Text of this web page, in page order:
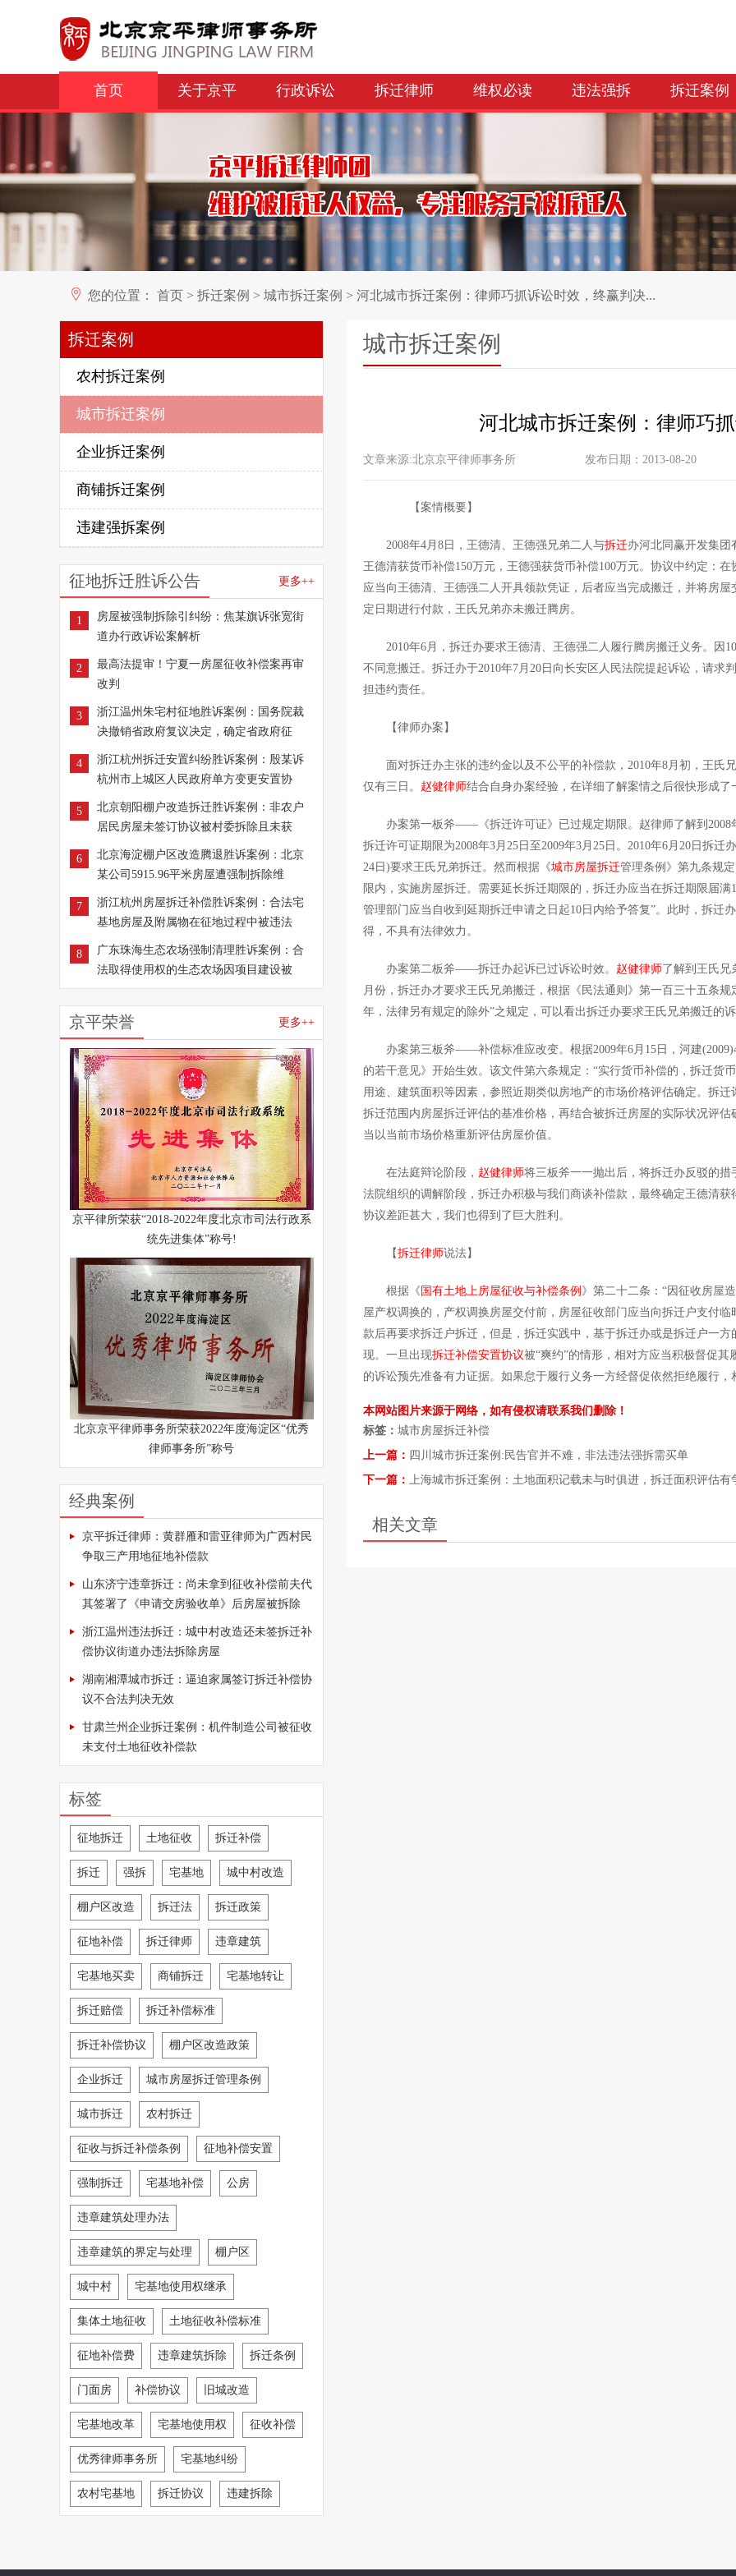
首页 关于京平 行政诉讼 拆迁律师 维权必读 违法强拆 拆迁案例
您的位置： 首页 > 拆迁案例 > 城市拆迁案例 > 河北城市拆迁案例：律师巧抓诉讼时效，终赢判决...
拆迁案例
农村拆迁案例
城市拆迁案例
企业拆迁案例
商铺拆迁案例
违建强拆案例
征地拆迁胜诉公告 更多++
1
房屋被强制拆除引纠纷：焦某旗诉张宽街
道办行政诉讼案解析
2
最高法提审！宁夏一房屋征收补偿案再审
改判
3
浙江温州朱宅村征地胜诉案例：国务院裁
决撤销省政府复议决定，确定省政府征
4
浙江杭州拆迁安置纠纷胜诉案例：殷某诉
杭州市上城区人民政府单方变更安置协
5
北京朝阳棚户改造拆迁胜诉案例：非农户
居民房屋未签订协议被村委拆除且未获
6
北京海淀棚户区改造腾退胜诉案例：北京
某公司5915.96平米房屋遭强制拆除维
7
浙江杭州房屋拆迁补偿胜诉案例：合法宅
基地房屋及附属物在征地过程中被违法
8
广东珠海生态农场强制清理胜诉案例：合
法取得使用权的生态农场因项目建设被
京平荣誉 更多++
京平律所荣获“2018-2022年度北京市司法行政系
统先进集体”称号!
北京京平律师事务所荣获2022年度海淀区“优秀
律师事务所”称号
经典案例
京平拆迁律师：黄群雁和雷亚律师为广西村民
争取三产用地征地补偿款
山东济宁违章拆迁：尚未拿到征收补偿前夫代
其签署了《申请交房验收单》后房屋被拆除
浙江温州违法拆迁：城中村改造还未签拆迁补
偿协议街道办违法拆除房屋
湖南湘潭城市拆迁：逼迫家属签订拆迁补偿协
议不合法判决无效
甘肃兰州企业拆迁案例：机件制造公司被征收
未支付土地征收补偿款
标签
征地拆迁 土地征收 拆迁补偿
拆迁 强拆 宅基地 城中村改造
棚户区改造 拆迁法 拆迁政策
征地补偿 拆迁律师 违章建筑
宅基地买卖 商铺拆迁 宅基地转让
拆迁赔偿 拆迁补偿标准
拆迁补偿协议 棚户区改造政策
企业拆迁 城市房屋拆迁管理条例
城市拆迁 农村拆迁
征收与拆迁补偿条例 征地补偿安置
强制拆迁 宅基地补偿 公房
违章建筑处理办法
违章建筑的界定与处理 棚户区
城中村 宅基地使用权继承
集体土地征收 土地征收补偿标准
征地补偿费 违章建筑拆除 拆迁条例
门面房 补偿协议 旧城改造
宅基地改革 宅基地使用权 征收补偿
优秀律师事务所 宅基地纠纷
农村宅基地 拆迁协议 违建拆除
城市拆迁案例
河北城市拆迁案例：律师巧
文章来源:北京京平律师事务所 发布日期：2013-08-20
【案情概要】
2008年4月8日，王德清、王德强兄弟二人与拆迁办河北同赢开发集团
王德清获货币补偿150万元，王德强获货币补偿100万元。协议中约定：
应当向王德清、王德强二人开具领款凭证，后者应当完成搬迁，并将房
定日期进行付款，王氏兄弟亦未搬迁腾房。
2010年6月，拆迁办要求王德清、王德强二人履行腾房搬迁义务。因
不同意搬迁。拆迁办于2010年7月20日向长安区人民法院提起诉讼，请求
担违约责任。
【律师办案】
面对拆迁办主张的违约金以及不公平的补偿款，2010年8月初，王氏
仅有三日。 赵健律师结合自身办案经验，在详细了解案情之后很快形成了
办案第一板斧——《拆迁许可证》已过规定期限。赵律师了解到2008
拆迁许可证期限为2008年3月25日至2009年3月25日。2010年6月20日拆
24日)要求王氏兄弟拆迁。然而根据《城市房屋拆迁管理条例》第九条规
限内，实施房屋拆迁。需要延长拆迁期限的，拆迁办应当在拆迁期限届
管理部门应当自收到延期拆迁申请之日起10日内给予答复”。此时，拆迁
得，不具有法律效力。
办案第二板斧——拆迁办起诉已过诉讼时效。 赵健律师了解到王氏兄
月份，拆迁办才要求王氏兄弟搬迁，根据《民法通则》第一百三十五条
年，法律另有规定的除外”之规定，可以看出拆迁办要求王氏兄弟搬迁的
办案第三板斧——补偿标准应改变。根据2009年6月15日，河建
的若干意见》开始生效。该文件第六条规定：“实行货币补偿的，拆迁货
用途、建筑面积等因素，参照近期类似房地产的市场价格评估确定。拆
拆迁范围内房屋拆迁评估的基准价格，再结合被拆迁房屋的实际状况评
当以当前市场价格重新评估房屋价值。
在法庭辩论阶段， 赵健律师将三板斧一一抛出后，将拆迁办反驳的
法院组织的调解阶段，拆迁办积极与我们商谈补偿款，最终确定王德清
协议差距甚大，我们也得到了巨大胜利。
【拆迁律师说法】
根据《 国有土地上房屋征收与补偿条例 》第二十二条：“因征收房屋
屋产权调换的，产权调换房屋交付前，房屋征收部门应当向拆迁户支付
款后再要求拆迁户拆迁，但是，拆迁实践中，基于拆迁办或是拆迁户一
现。一旦出现拆迁补偿安置协议被“爽约”的情形，相对方应当积极督促
的诉讼预先准备有力证据。如果怠于履行义务一方经督促依然拒绝履行
本网站图片来源于网络，如有侵权请联系我们删除！
标签： 城市房屋拆迁补偿
上一篇： 四川城市拆迁案例:民告官并不难，非法违法强拆需买单
下一篇： 上海城市拆迁案例：土地面积记载未与时俱进，拆迁面积评估有
相关文章